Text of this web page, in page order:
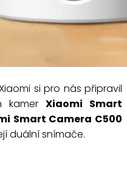
si pro nás připravil
kamer Xiaomi Smart
Smart Camera C500
duální snímače.